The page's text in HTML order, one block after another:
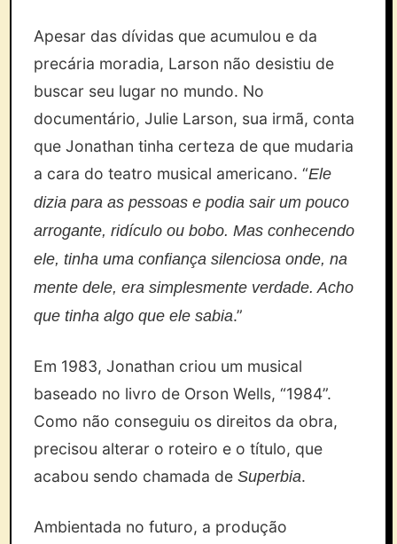
Apesar das dívidas que acumulou e da
precária moradia, Larson não desistiu de
buscar seu lugar no mundo. No
documentário, Julie Larson, sua irmã, conta
que Jonathan tinha certeza de que mudaria
a cara do teatro musical americano. “Ele
dizia para as pessoas e podia sair um pouco
arrogante, ridículo ou bobo. Mas conhecendo
ele, tinha uma confiança silenciosa onde, na
mente dele, era simplesmente verdade. Acho
que tinha algo que ele sabia.”
Em 1983, Jonathan criou um musical
baseado no livro de Orson Wells, “1984”.
Como não conseguiu os direitos da obra,
precisou alterar o roteiro e o título, que
acabou sendo chamada deSuperbia.
Ambientada no futuro, a produção